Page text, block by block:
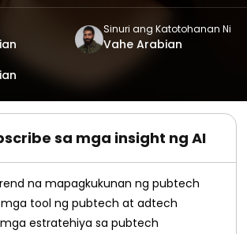
Sinuri ang Katotohanan Ni
Vahe Arabian
sa mga insight ng AI
na mapagkukunan ng pubtech
mga tool ng pubtech at adtech
estratehiya sa pubtech